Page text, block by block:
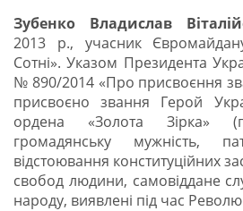
Зубенко Владислав
2013 р., учасник
Сотні». Указом Президента
№ 890/2014 «Про присвоєння
присвоєно звання Герой
ордена «Золота Зірка»
громадянську мужність,
відстоювання конституційних
свобод людини, самовіддане
народу, виявлені під час